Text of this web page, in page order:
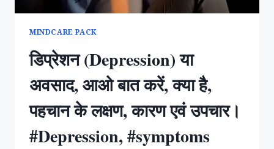
MINDCARE PACK
डिप्रेशन (Depression) या
अवसाद, आओ बात करें, क्या है,
पहचान के लक्षण, कारण एवं उपचार।
#Depression, #symptoms